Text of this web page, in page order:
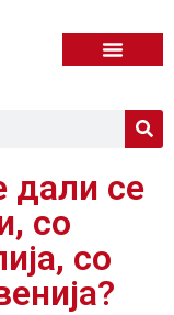
дали се
со
со